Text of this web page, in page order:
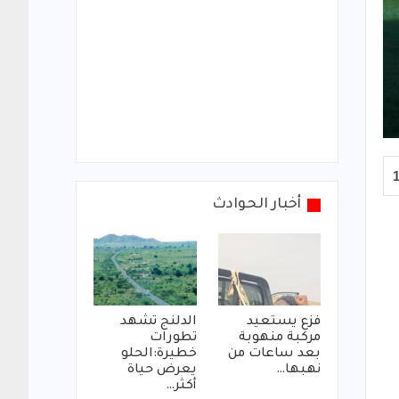
أخبار الحوادث
فزع يستعيد
مركبة منهوبة
بعد ساعات من
نهبها…
الدلنج تشهد
تطورات
خطيرة:الحلو
يعرض حياة
أكثر…